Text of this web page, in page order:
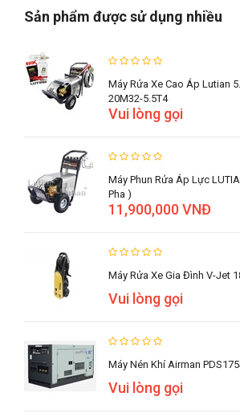
Sản phẩm được sử dụng nhiều
Máy Rửa Xe Cao Áp Lutian
20M32-5.5T4
Vui lòng gọi
Máy Phun Rửa Áp Lực
Pha )
11,900,000 VNĐ
Máy Rửa Xe Gia Đình V-Jet
Vui lòng gọi
Máy Nén Khí Airman
Vui lòng gọi